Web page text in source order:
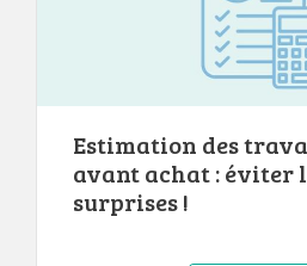
Estimation des
avant achat : éviter
surprises !